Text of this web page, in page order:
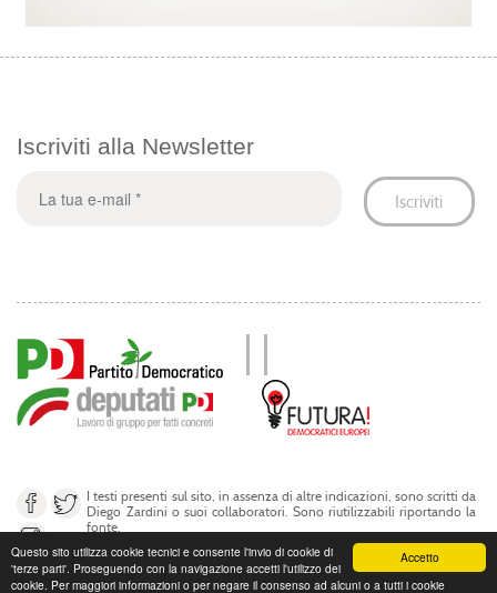
Accetto
Questo sito utilizza cookie tecnici e consente l'invio di cookie di
'terze parti'. Proseguendo con la navigazione accetti l'utilizzo dei
cookie. Per maggiori informazioni o per negare il consenso ad alcuni o a tutti i cookie
Iscriviti alla Newsletter
I testi presenti sul sito, in assenza di altre indicazioni, sono scritti da
Diego Zardini o suoi collaboratori. Sono riutilizzabili riportando la
fonte.
© Diego Zardini 2017